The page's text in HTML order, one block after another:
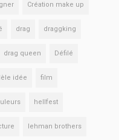
Création make up
drag draggking
drag queen Défilé
idée film
hellfest
lehman brothers